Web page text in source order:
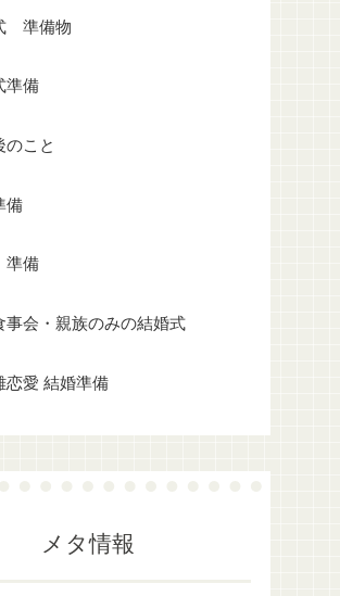
準備物
準備
のこと
備
備
事会・親族のみの結婚式
恋愛 結婚準備
メタ情報